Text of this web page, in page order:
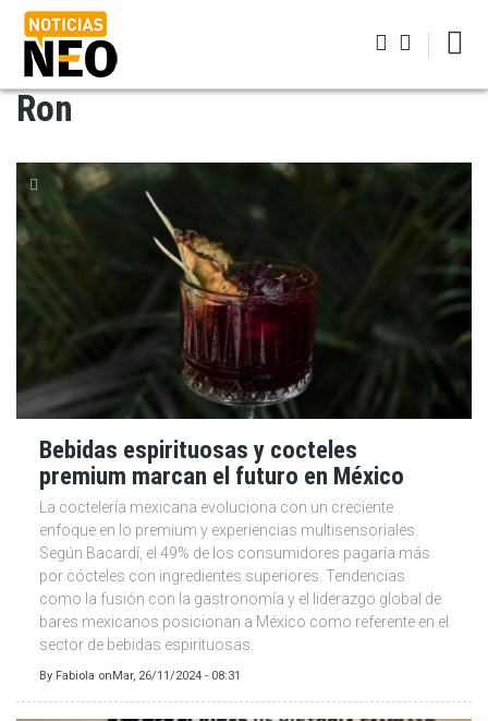
Pasar
contenido
principal
Ron
Bebidas espirituosas y cocteles
premium marcan el futuro en México
La coctelería mexicana evoluciona con un creciente
enfoque en lo premium y experiencias multisensoriales.
Según Bacardí, el 49% de los consumidores pagaría más
por cócteles con ingredientes superiores. Tendencias
como la fusión con la gastronomía y el liderazgo global de
bares mexicanos posicionan a México como referente en el
sector de bebidas espirituosas.
By Fabiola on Mar, 26/11/2024 - 08:31